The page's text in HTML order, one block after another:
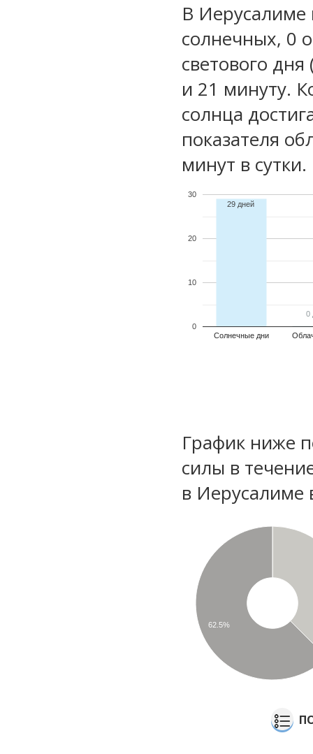
В Иерусалиме
солнечных, 0
светового дня
и 21 минуту.
солнца
показателя
минут в сутки.
Солнечные дни
0
10
20
30
29 дней
0
0
График ниже
силы в
в Иерусалиме
62.5%